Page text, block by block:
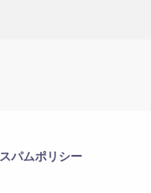
スパムポリシー